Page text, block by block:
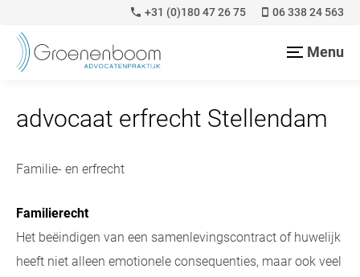
+31 (0)180 47 26 75 06 338 24 563
Menu
advocaat erfrecht Stellendam
Familie- en erfrecht
Familierecht
Het beëindigen van een samenlevingscontract of huwelijk
heeft niet alleen emotionele consequenties, maar ook veel